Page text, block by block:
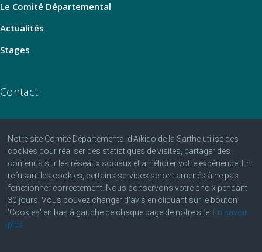
Notre site Comité Départemental d'Aïkido de la Sarthe utilise des
cookies pour réaliser des statistiques de visites, partager des
contenus sur les réseaux sociaux et améliorer votre expérience. En
refusant les cookies, certains services seront amenés à ne pas
fonctionner correctement. Nous conservons votre choix pendant
30 jours. Vous pouvez changer d'avis en cliquant sur le bouton
'Cookies' en bas à gauche de chaque page de notre site. En savoir
plus
Le Comité Départemental
Actualités
Stages
Contact
06 07 25 25 81
contact@aikido-sarthe.fr
Fédération Française d'Aïkido et de Budo